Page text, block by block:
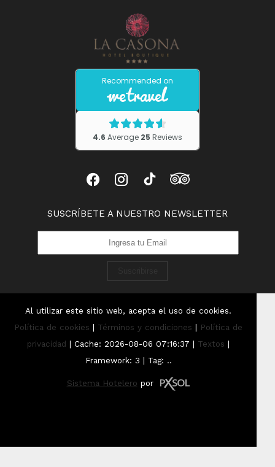
SUSCRÍBETE A NUESTRO NEWSLETTER
Al utilizar este sitio web, acepta el uso de cookies.
Política de cookies | Términos y condiciones | Política de
privacidad | Cache: 2026-08-06 07:16:37 | Textos |
Framework: 3 | Tag: ..
Sistema Hotelero por